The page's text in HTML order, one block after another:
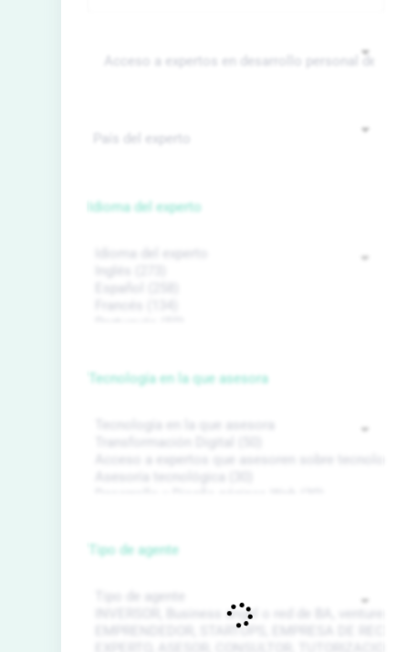
Idioma del experto
Tecnología en la que asesora
Tipo de agente